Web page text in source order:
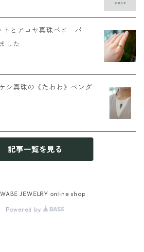
とアコヤ真珠ベビーパー
した
シ真珠の《たわわ》ペンダ
記事一覧を見る
JEWELRY online shop
Powered by